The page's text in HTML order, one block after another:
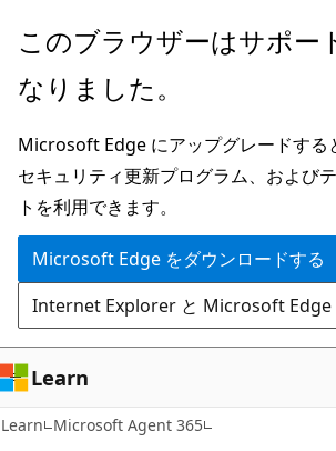
メ
ン
ン
テ
ン
ツ
に
ス
キ
ッ
プ
このブラウザーはサポー
なりました。
Microsoft Edge にアップグレードする
セキュリティ更新プログラム、および
トを利用できます。
Microsoft Edge をダウンロードする
Internet Explorer と Microsoft Edge
Learn
Learn Microsoft Agent 365